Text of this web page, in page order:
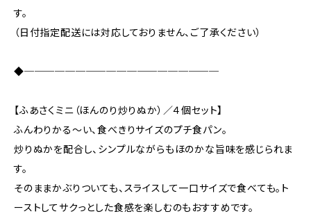
す。
（日付指定配送には対応しておりません、ご了承ください）
◆───────────────────
【ふあさくミニ（ほんのり炒りぬか）／４個セット】
ふんわりかる～い、食べきりサイズのプチ食パン。
炒りぬかを配合し、シンプルながらもほのかな旨味を感じられま
す。
そのままかぶりついても、スライスして一口サイズで食べても。ト
ーストしてサクっとした食感を楽しむのもおすすめです。